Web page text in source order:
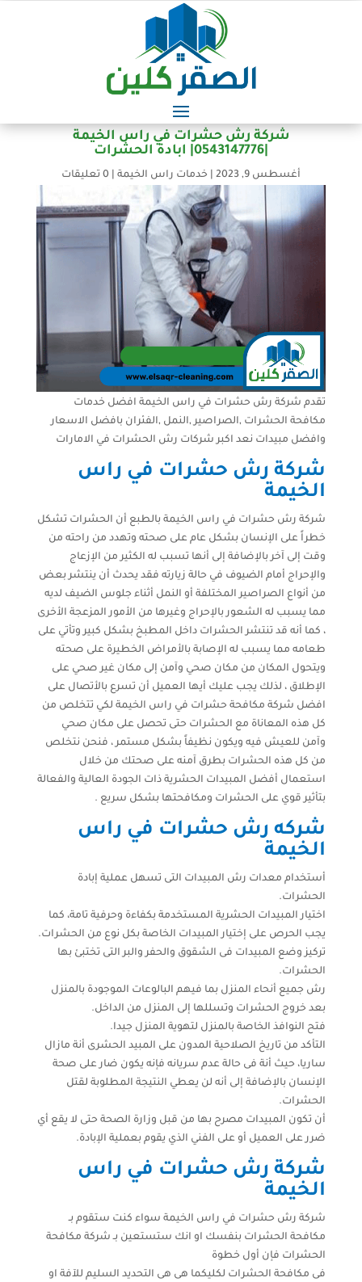
شركة رش حشرات في راس الخيمة
أغسطس 9, 2023 خدمات راس الخيمة 0 تعليقات
تقدم شركة رش حشرات في راس الخيمة افضل خدمات
مكافحة الحشرات ,الصراصير ,النمل ,الفئران بافضل الاسعار
وافضل مبيدات نعد اكبر شركات رش الحشرات في الامارات
شركة رش حشرات في راس
الخيمة
شركة رش حشرات في راس الخيمة بالطبع أن الحشرات تشكل
خطراً على الإنسان بشكل عام على صحته وتهدد من راحته من
وقت إلى آخر بالإضافة إلى أنها تسبب له الكثير من الإزعاج
والإحراج أمام الضيوف في حالة زيارته فقد يحدث أن ينتشر بعض
من أنواع الصراصير المختلفة أو النمل أثناء جلوس الضيف لديه
مما يسبب له الشعور بالإحراج وغيرها من الأمور المزعجة الأخرى
، كما أنه قد تنتشر الحشرات داخل المطبخ بشكل كبير وتأتي على
طعامه مما يسبب له الإصابة بالأمراض الخطيرة على صحته
ويتحول المكان من مكان صحي وآمن إلى مكان غير صحي على
الإطلاق ، لذلك يجب عليك أيها العميل أن تسرع بالأتصال على
افضل شركة مكافحة حشرات في راس الخيمة لكي تتخلص من
كل هذه المعاناة مع الحشرات حتى تحصل على مكان صحي
وآمن للعيش فيه ويكون نظيفاً بشكل مستمر ، فنحن نتخلص
من كل هذه الحشرات بطرق آمنه على صحتك من خلال
استعمال أفضل المبيدات الحشرية ذات الجودة العالية والفعالة
بتأثير قوي على الحشرات ومكافحتها بشكل سريع .
شركه رش حشرات في راس
الخيمة
أستخدام معدات رش المبيدات التى تسهل عملية إبادة
الحشرات.
اختيار المبيدات الحشرية المستخدمة بكفاءة وحرفية تامة، كما
يجب الحرص على إختيار المبيدات الخاصة بكل نوع من الحشرات.
تركيز وضع المبيدات فى الشقوق والحفر والبر التى تختبئ بها
الحشرات.
رش جميع أنحاء المنزل بما فيهم البالوعات الموجودة بالمنزل
بعد خروج الحشرات وتسللها إلى المنزل من الداخل.
فتح النوافذ الخاصة بالمنزل لتهوية المنزل جيدا.
التأكد من تاريخ الصلاحية المدون على المبيد الحشرى أنة مازال
ساريا، حيث أنة فى حالة عدم سريانه فإنه يكون ضار على صحة
الإنسان بالإضافة إلى أنه لن يعطي النتيجة المطلوبة لقتل
الحشرات.
أن تكون المبيدات مصرح بها من قبل وزارة الصحة حتى لا يقع أي
ضرر على العميل أو على الفني الذي يقوم بعملية الإبادة.
شركة رش حشرات في راس
الخيمة
شركة رش حشرات في راس الخيمة سواء كنت ستقوم بـ
مكافحة الحشرات بنفسك او انك ستستعين بـ شركة مكافحة
الحشرات فإن أول خطوة
فى مكافحة الحشرات لكليكما هى هى التحديد السليم للآفة او